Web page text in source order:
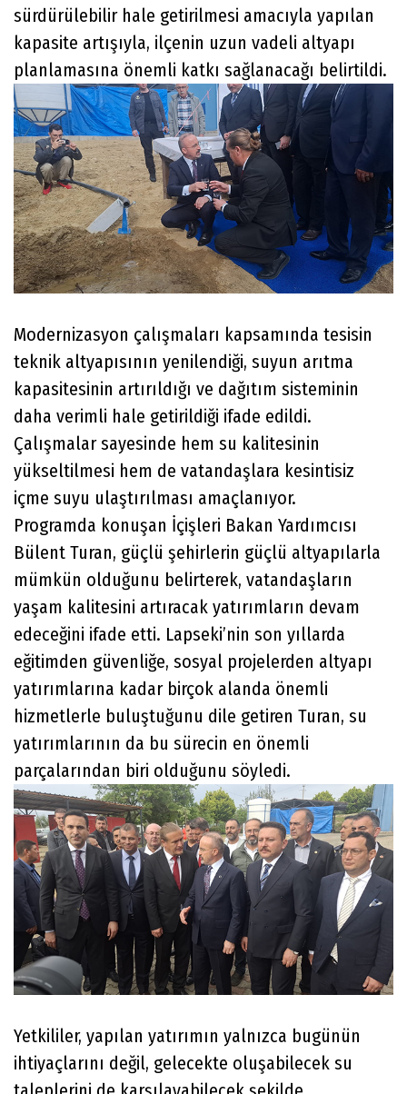
sürdürülebilir hale getirilmesi amacıyla yapılan
kapasite artışıyla, ilçenin uzun vadeli altyapı
planlamasına önemli katkı sağlanacağı belirtildi.
Modernizasyon çalışmaları kapsamında tesisin
teknik altyapısının yenilendiği, suyun arıtma
kapasitesinin artırıldığı ve dağıtım sisteminin
daha verimli hale getirildiği ifade edildi.
Çalışmalar sayesinde hem su kalitesinin
yükseltilmesi hem de vatandaşlara kesintisiz
içme suyu ulaştırılması amaçlanıyor.
Programda konuşan İçişleri Bakan Yardımcısı
Bülent Turan, güçlü şehirlerin güçlü altyapılarla
mümkün olduğunu belirterek, vatandaşların
yaşam kalitesini artıracak yatırımların devam
edeceğini ifade etti. Lapseki’nin son yıllarda
eğitimden güvenliğe, sosyal projelerden altyapı
yatırımlarına kadar birçok alanda önemli
hizmetlerle buluştuğunu dile getiren Turan, su
yatırımlarının da bu sürecin en önemli
parçalarından biri olduğunu söyledi.
Yetkililer, yapılan yatırımın yalnızca bugünün
ihtiyaçlarını değil, gelecekte oluşabilecek su